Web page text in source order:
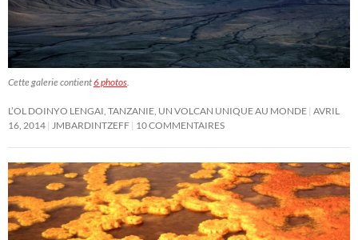
Cette galerie contient6 photos
L’OL DOINYO LENGAI, TANZANIE, UN VOLCAN UNIQUE AU MONDE AVRIL
16, 2014
JMBARDINTZEFF 10 COMMENTAIRES